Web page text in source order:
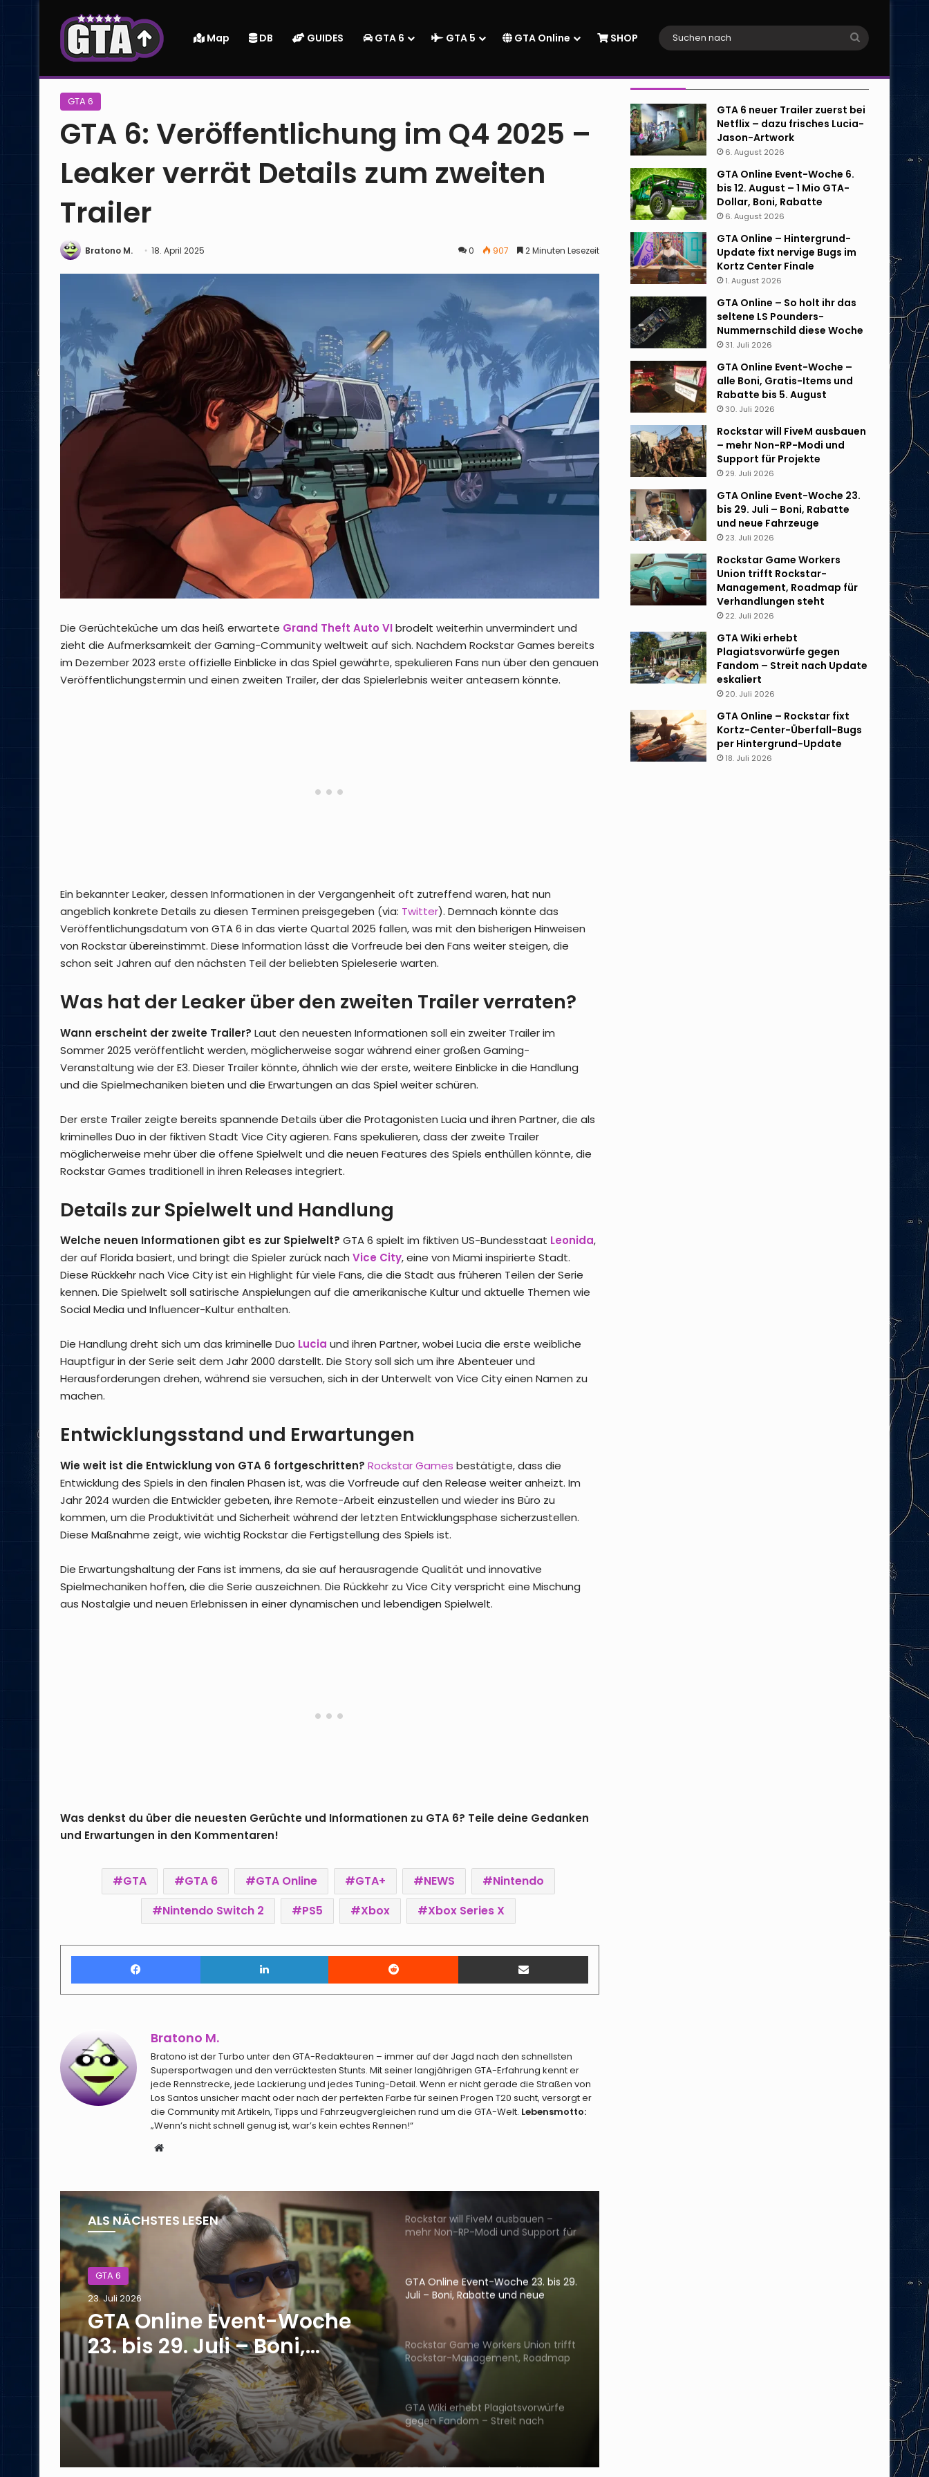
Map DB GUIDES GTA 6 GTA 5 GTA Online SHOP
Suchen
GTA 6
GTA 6: Veröffentlichung im Q4 2025 –
Leaker verrät Details zum zweiten
Trailer
Bratono M. 18. April 2025 0 907 2 Minuten Lesezeit
Die Gerüchteküche um das heiß erwartete Grand Theft Auto VIbrodelt weiterhin unvermindert und
zieht die Aufmerksamkeit der Gaming-Community weltweit auf sich. Nachdem Rockstar Games bereits
im Dezember 2023 erste offizielle Einblicke in das Spiel gewährte, spekulieren Fans nun über den genauen
Veröffentlichungstermin und einen zweiten Trailer, der das Spielerlebnis weiter anteasern könnte.
Ein bekannter Leaker, dessen Informationen in der Vergangenheit oft zutreffend waren, hat nun
angeblich konkrete Details zu diesen Terminen preisgegeben (via: Twitter). Demnach könnte das
Veröffentlichungsdatum von GTA 6 in das vierte Quartal 2025 fallen, was mit den bisherigen Hinweisen
von Rockstar übereinstimmt. Diese Information lässt die Vorfreude bei den Fans weiter steigen, die
schon seit Jahren auf den nächsten Teil der beliebten Spieleserie warten.
Was hat der Leaker über den zweiten Trailer verraten?
Wann erscheint der zweite Trailer? Laut den neuesten Informationen soll ein zweiter Trailer im
Sommer 2025 veröffentlicht werden, möglicherweise sogar während einer großen Gaming-
Veranstaltung wie der E3. Dieser Trailer könnte, ähnlich wie der erste, weitere Einblicke in die Handlung
und die Spielmechaniken bieten und die Erwartungen an das Spiel weiter schüren.
Der erste Trailer zeigte bereits spannende Details über die Protagonisten Lucia und ihren Partner, die als
kriminelles Duo in der fiktiven Stadt Vice City agieren. Fans spekulieren, dass der zweite Trailer
möglicherweise mehr über die offene Spielwelt und die neuen Features des Spiels enthüllen könnte, die
Rockstar Games traditionell in ihren Releases integriert.
Details zur Spielwelt und Handlung
Welche neuen Informationen gibt es zur Spielwelt? GTA 6 spielt im fiktiven US-Bundesstaat Leonida,
der auf Florida basiert, und bringt die Spieler zurück nach Vice City, eine von Miami inspirierte Stadt.
Diese Rückkehr nach Vice City ist ein Highlight für viele Fans, die die Stadt aus früheren Teilen der Serie
kennen. Die Spielwelt soll satirische Anspielungen auf die amerikanische Kultur und aktuelle Themen wie
Social Media und Influencer-Kultur enthalten.
Die Handlung dreht sich um das kriminelle Duo Lucia und ihren Partner, wobei Lucia die erste weibliche
Hauptfigur in der Serie seit dem Jahr 2000 darstellt. Die Story soll sich um ihre Abenteuer und
Herausforderungen drehen, während sie versuchen, sich in der Unterwelt von Vice City einen Namen zu
machen.
Entwicklungsstand und Erwartungen
Wie weit ist die Entwicklung von GTA 6 fortgeschritten? Rockstar Games bestätigte, dass die
Entwicklung des Spiels in den finalen Phasen ist, was die Vorfreude auf den Release weiter anheizt. Im
Jahr 2024 wurden die Entwickler gebeten, ihre Remote-Arbeit einzustellen und wieder ins Büro zu
kommen, um die Produktivität und Sicherheit während der letzten Entwicklungsphase sicherzustellen.
Diese Maßnahme zeigt, wie wichtig Rockstar die Fertigstellung des Spiels ist.
Die Erwartungshaltung der Fans ist immens, da sie auf herausragende Qualität und innovative
Spielmechaniken hoffen, die die Serie auszeichnen. Die Rückkehr zu Vice City verspricht eine Mischung
aus Nostalgie und neuen Erlebnissen in einer dynamischen und lebendigen Spielwelt.
Was denkst du über die neuesten Gerüchte und Informationen zu GTA 6? Teile deine Gedanken
und Erwartungen in den Kommentaren!
GTA GTA 6 GTA Online GTA+ NEWS
Nintendo
Nintendo Switch 2
PS5 Xbox Xbox Series X
Facebook LinkedIn Reddit Teile per E-Mail
Bratono M.
Bratono ist der Turbo unter den GTA-Redakteuren – immer auf der Jagd nach den schnellsten
Supersportwagen und den verrücktesten Stunts. Mit seiner langjährigen GTA-Erfahrung kennt er
jede Rennstrecke, jede Lackierung und jedes Tuning-Detail. Wenn er nicht gerade die Straßen von
Los Santos unsicher macht oder nach der perfekten Farbe für seinen Progen T20 sucht, versorgt er
die Community mit Artikeln, Tipps und Fahrzeugvergleichen rund um die GTA-Welt. Lebensmotto:
„Wenn’s nicht schnell genug ist, war’s kein echtes Rennen!“
ALS NÄCHSTES LESEN
GTA 6
23. Juli 2026
GTA Online Event-Woche
23. bis 29. Juli – Boni,
Rabatte und neue
Fahrzeuge
Hintergrund-Update
FiveM für GTA V Enhanced startet
am 21. Juli 2026 im Early Access
GTA Online-Teaser zeigen neue
Community-Missionen, Halloween
und Dripfeed-Autos
GTA Online – So holt ihr das seltene
LS Pounders-Nummernschild diese
Woche
Rockstar will FiveM ausbauen –
mehr Non-RP-Modi und Support für
GTA Online Event-Woche 23. bis 29.
Juli – Boni, Rabatte und neue
Rockstar Game Workers Union trifft
Rockstar-Management, Roadmap
für Verhandlungen steht
GTA Wiki erhebt Plagiatsvorwürfe
gegen Fandom – Streit nach
Update eskaliert
GTA Online – Rockstar fixt Kortz-
GTA 6 neuer Trailer zuerst bei
Netflix – dazu frisches Lucia-
Jason-Artwork
6. August 2026
GTA Online Event-Woche 6.
bis 12. August – 1 Mio GTA-
Dollar, Boni, Rabatte
6. August 2026
GTA Online – Hintergrund-
Update fixt nervige Bugs im
Kortz Center Finale
1. August 2026
GTA Online – So holt ihr das
seltene LS Pounders-
Nummernschild diese Woche
31. Juli 2026
GTA Online Event-Woche –
alle Boni, Gratis-Items und
Rabatte bis 5. August
30. Juli 2026
Rockstar will FiveM ausbauen
– mehr Non-RP-Modi und
Support für Projekte
29. Juli 2026
GTA Online Event-Woche 23.
bis 29. Juli – Boni, Rabatte
und neue Fahrzeuge
23. Juli 2026
Rockstar Game Workers
Union trifft Rockstar-
Management, Roadmap für
Verhandlungen steht
22. Juli 2026
GTA Wiki erhebt
Plagiatsvorwürfe gegen
Fandom – Streit nach Update
eskaliert
20. Juli 2026
GTA Online – Rockstar fixt
Kortz-Center-Überfall-Bugs
per Hintergrund-Update
18. Juli 2026